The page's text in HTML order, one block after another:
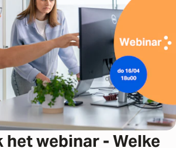
het webinar - Welke